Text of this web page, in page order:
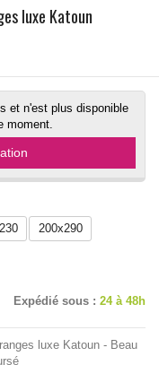
luxe Katoun
et n'est plus disponible
moment.
200x290
Expédié sous : 24 à 48h
luxe Katoun - Beau